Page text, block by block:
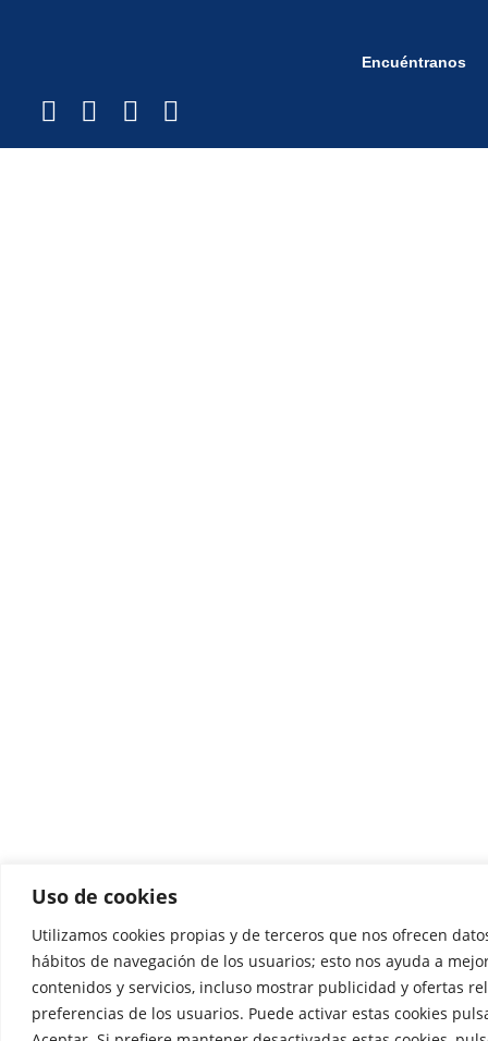
Uso de cookies
Utilizamos cookies propias y de terceros que nos ofrecen
hábitos de navegación de los usuarios; esto nos ayuda a
contenidos y servicios, incluso mostrar publicidad y ofertas
preferencias de los usuarios. Puede activar estas cookies
Encuéntranos